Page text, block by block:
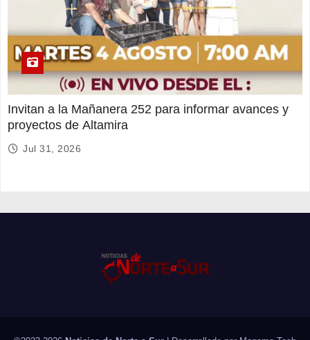
Invitan a la Mañanera 252 para informar avances y
proyectos de Altamira
Jul 31, 2026